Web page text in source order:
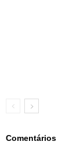
Comentários